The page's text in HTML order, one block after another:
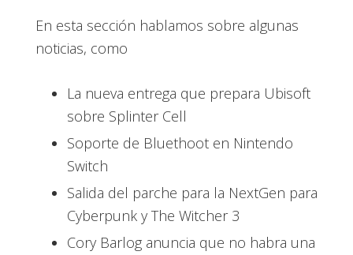
En esta sección hablamos sobre algunas
noticias, como
La nueva entrega que prepara Ubisoft
sobre Splinter Cell
Soporte de Bluethoot en Nintendo
Switch
Salida del parche para la NextGen para
Cyberpunk y The Witcher 3
Cory Barlog anuncia que no habra una